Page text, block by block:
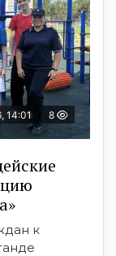
14:01 8
к